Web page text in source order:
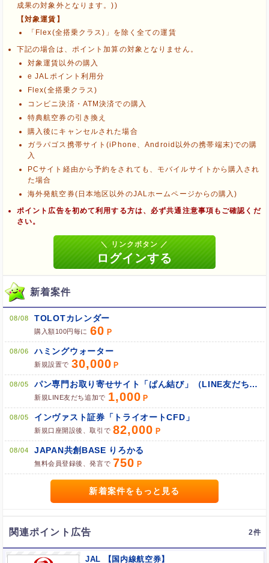
成果の対象外となります。))
【対象運賃】
「Flex(全搭乗クラス)」を除く全ての運賃
下記の場合は、ポイント加算の対象となりません。
対象運賃以外の購入
e JALポイント利用分
Flex(全搭乗クラス)
コンビニ決済・ATM決済での購入
特典航空券の引き換え
購入後にキャンセルされた場合
ガラパゴス携帯サイト(iPhone、Android以外の携帯端末)での購
入
PCサイト経由から予約をされても、モバイルサイトから購入され
た場合
海外発航空券(日本地区以外のJALホームページからの購入)
ポイント広告を初めて利用する方は、必ず共通注意事項もご確認くだ
さい。
他のサイトにアクセスする
ブラウザのクッキー情報を全て削除してブラウザを再起動
広告を利用
ポイント広告に関するFAQはこちら
新着案件
08/08 TOLOTカレンダー
購入額100円毎に 60
08/06 ハミングウォーター
新規設置で 30,000
08/05 パン専門お取り寄せサイト「ぱん結び」（LINE友だち追加）
新規LINE友だち追加で 1,000
08/05 インヴァスト証券「トライオートCFD」
新規口座開設後、取引で 82,000
08/04 JAPAN共創BASE りろかる
無料会員登録後、発言で 750
新着案件をもっと見る
関連ポイント広告 2
JAL 【国内線航空券】